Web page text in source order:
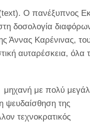
O πανέξυπνος
δοσολογία
Άννας Καρένινας,
αυταρέσκεια, όλα
μηχανή με πολύ
ψευδαίσθηση της
τεχνοκρατικός